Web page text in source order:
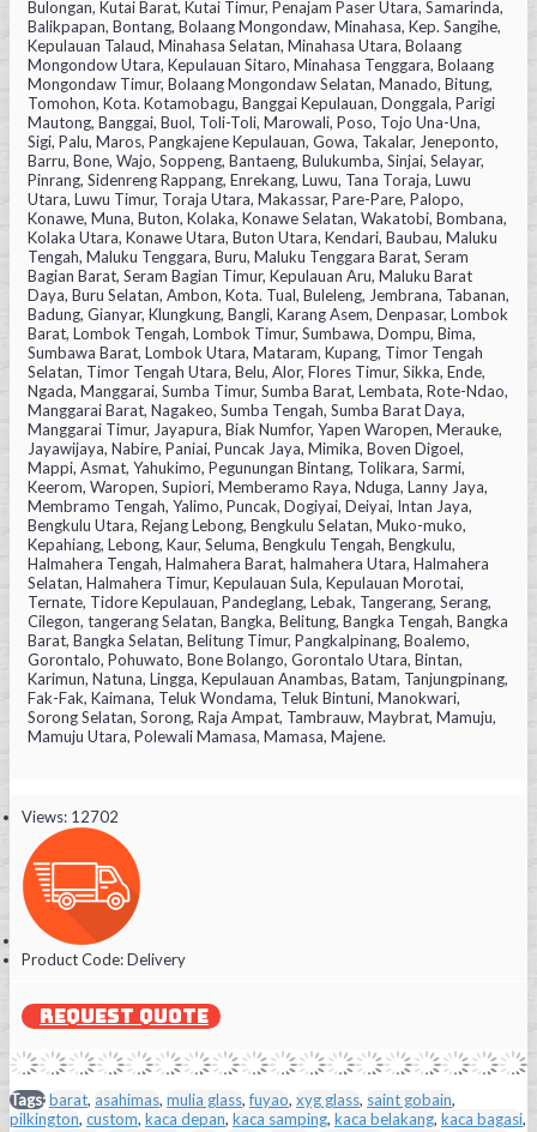
Bulongan, Kutai Barat, Kutai Timur, Penajam Paser Utara, Samarinda,
Balikpapan, Bontang, Bolaang Mongondaw, Minahasa, Kep. Sangihe,
Kepulauan Talaud, Minahasa Selatan, Minahasa Utara, Bolaang
Mongondow Utara, Kepulauan Sitaro, Minahasa Tenggara, Bolaang
Mongondaw Timur, Bolaang Mongondaw Selatan, Manado, Bitung,
Tomohon, Kota. Kotamobagu, Banggai Kepulauan, Donggala, Parigi
Mautong, Banggai, Buol, Toli-Toli, Marowali, Poso, Tojo Una-Una,
Sigi, Palu, Maros, Pangkajene Kepulauan, Gowa, Takalar, Jeneponto,
Barru, Bone, Wajo, Soppeng, Bantaeng, Bulukumba, Sinjai, Selayar,
Pinrang, Sidenreng Rappang, Enrekang, Luwu, Tana Toraja, Luwu
Utara, Luwu Timur, Toraja Utara, Makassar, Pare-Pare, Palopo,
Konawe, Muna, Buton, Kolaka, Konawe Selatan, Wakatobi, Bombana,
Kolaka Utara, Konawe Utara, Buton Utara, Kendari, Baubau, Maluku
Tengah, Maluku Tenggara, Buru, Maluku Tenggara Barat, Seram
Bagian Barat, Seram Bagian Timur, Kepulauan Aru, Maluku Barat
Daya, Buru Selatan, Ambon, Kota. Tual, Buleleng, Jembrana, Tabanan,
Badung, Gianyar, Klungkung, Bangli, Karang Asem, Denpasar, Lombok
Barat, Lombok Tengah, Lombok Timur, Sumbawa, Dompu, Bima,
Sumbawa Barat, Lombok Utara, Mataram, Kupang, Timor Tengah
Selatan, Timor Tengah Utara, Belu, Alor, Flores Timur, Sikka, Ende,
Ngada, Manggarai, Sumba Timur, Sumba Barat, Lembata, Rote-Ndao,
Manggarai Barat, Nagakeo, Sumba Tengah, Sumba Barat Daya,
Manggarai Timur, Jayapura, Biak Numfor, Yapen Waropen, Merauke,
Jayawijaya, Nabire, Paniai, Puncak Jaya, Mimika, Boven Digoel,
Mappi, Asmat, Yahukimo, Pegunungan Bintang, Tolikara, Sarmi,
Keerom, Waropen, Supiori, Memberamo Raya, Nduga, Lanny Jaya,
Membramo Tengah, Yalimo, Puncak, Dogiyai, Deiyai, Intan Jaya,
Bengkulu Utara, Rejang Lebong, Bengkulu Selatan, Muko-muko,
Kepahiang, Lebong, Kaur, Seluma, Bengkulu Tengah, Bengkulu,
Halmahera Tengah, Halmahera Barat, halmahera Utara, Halmahera
Selatan, Halmahera Timur, Kepulauan Sula, Kepulauan Morotai,
Ternate, Tidore Kepulauan, Pandeglang, Lebak, Tangerang, Serang,
Cilegon, tangerang Selatan, Bangka, Belitung, Bangka Tengah, Bangka
Barat, Bangka Selatan, Belitung Timur, Pangkalpinang, Boalemo,
Gorontalo, Pohuwato, Bone Bolango, Gorontalo Utara, Bintan,
Karimun, Natuna, Lingga, Kepulauan Anambas, Batam, Tanjungpinang,
Fak-Fak, Kaimana, Teluk Wondama, Teluk Bintuni, Manokwari,
Sorong Selatan, Sorong, Raja Ampat, Tambrauw, Maybrat, Mamuju,
Mamuju Utara, Polewali Mamasa, Mamasa, Majene.
Views: 12702
Product Code:Delivery
REQUEST QUOTE
Tags:barat, asahimas, mulia glass,fuyao, xyg glass, saint gobain,
pilkington, custom, kaca depan, kaca samping, kaca belakang, kaca bagasi,